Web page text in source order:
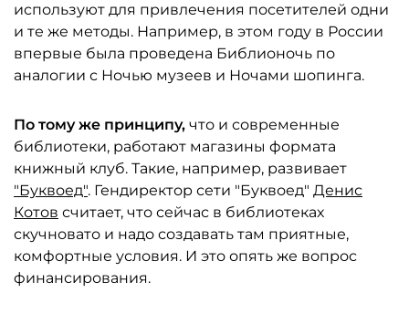
используют для привлечения посетителей одни
и те же методы. Например, в этом году в России
впервые была проведена Библионочь по
аналогии с Ночью музеев и Ночами шопинга.
По тому же принципу, что и современные
библиотеки, работают магазины формата
книжный клуб. Такие, например, развивает
"Буквоед". Гендиректор сети "Буквоед" Денис
Котов считает, что сейчас в библиотеках
скучновато и надо создавать там приятные,
комфортные условия. И это опять же вопрос
финансирования.